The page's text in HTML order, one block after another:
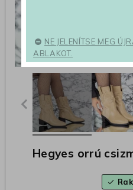
Hegyes orrú
check
NE JELENÍTSE MEG
ABLAKOT.